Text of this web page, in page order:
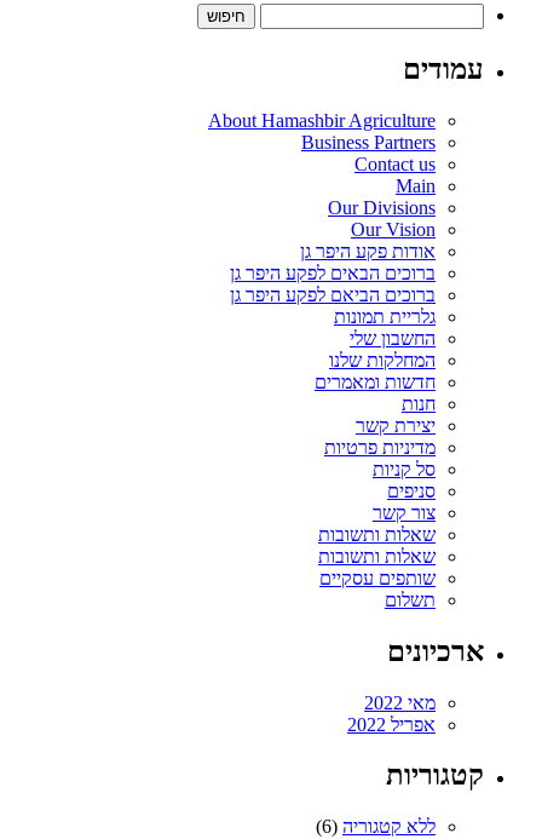
עמודים
About Hamashbir Agriculture
Business Partners
Contact us
Main
Our Divisions
Our Vision
אודות פקע היפר גן
ברוכים הבאים לפקע היפר גן
ברוכים הביאם לפקע היפר גן
גלריית תמונות
החשבון שלי
המחלקות שלנו
חדשות ומאמרים
חנות
יצירת קשר
מדיניות פרטיות
סל קניות
סניפים
צור קשר
שאלות ותשובות
שאלות ותשובות
שותפים עסקיים
תשלום
ארכיונים
מאי 2022
אפריל 2022
קטגוריות
ללא קטגוריה (6)